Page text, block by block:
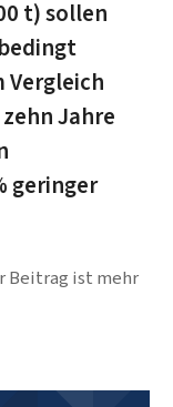
t) sollen
Vergleich
Jahre
geringer
Beitrag ist mehr